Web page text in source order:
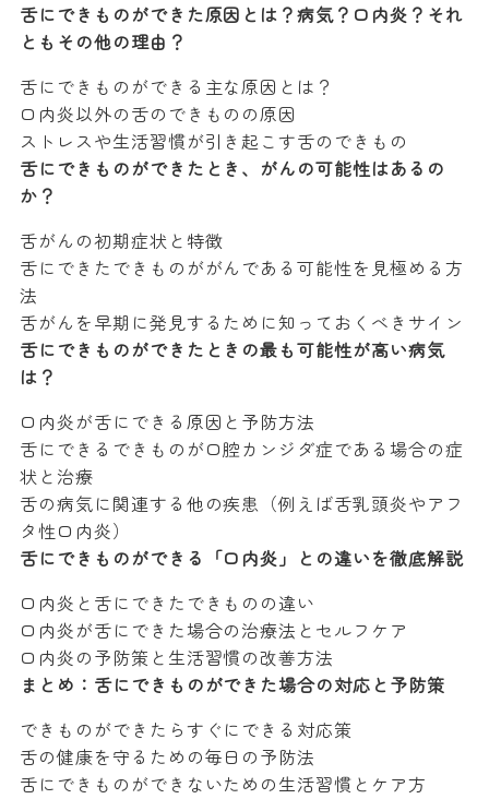
舌にできものができた原因とは？病気？口内炎？それ
ともその他の理由？
舌にできものができる主な原因とは？
口内炎以外の舌のできものの原因
ストレスや生活習慣が引き起こす舌のできもの
舌にできものができたとき、がんの可能性はあるの
か？
舌がんの初期症状と特徴
舌にできたできものががんである可能性を見極める方
法
舌がんを早期に発見するために知っておくべきサイン
舌にできものができたときの最も可能性が高い病気
は？
口内炎が舌にできる原因と予防方法
舌にできるできものが口腔カンジダ症である場合の症
状と治療
舌の病気に関連する他の疾患（例えば舌乳頭炎やアフ
タ性口内炎）
舌にできものができる「口内炎」との違いを徹底解説
口内炎と舌にできたできものの違い
口内炎が舌にできた場合の治療法とセルフケア
口内炎の予防策と生活習慣の改善方法
まとめ：舌にできものができた場合の対応と予防策
できものができたらすぐにできる対応策
舌の健康を守るための毎日の予防法
舌にできものができないための生活習慣とケア方